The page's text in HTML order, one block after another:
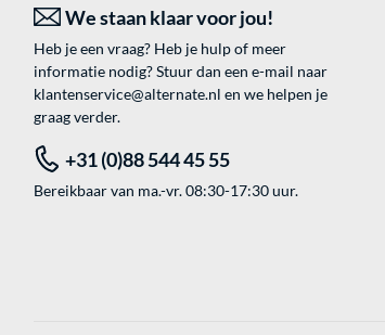
We staan klaar voor jou!
Heb je een vraag? Heb je hulp of meer
informatie nodig? Stuur dan een e-mail naar
klantenservice@alternate.nl en we helpen je
graag verder.
+31 (0)88 544 45 55
Bereikbaar van ma.-vr. 08:30-17:30 uur.